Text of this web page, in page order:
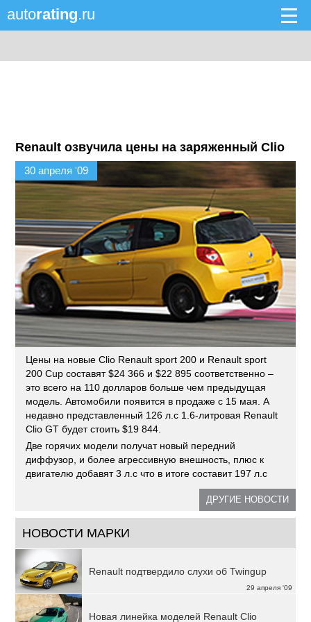
autorating.ru
Renault озвучила цены на заряженный Clio
30 апреля '09
Цены на новые Clio Renault sport 200 и Renault sport
200 Cup составят $24 366 и $22 895 соответственно –
это всего на 110 долларов больше чем предыдущая
модель. Автомобили появится в продаже с 15 мая. А
недавно представленный 126 л.с 1.6-литровая Renault
Clio GT будет стоить $19 844.
Две горячих модели получат новый передний
диффузор, и более агрессивную внешность, плюс к
двигателю добавят 3 л.с что в итоге составит 197 л.с
ДРУГИЕ НОВОСТИ
НОВОСТИ МАРКИ
29 апреля '09
Renault подтвердило слухи об Twingup
Новая линейка моделей Renault Clio